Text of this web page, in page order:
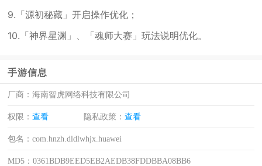
9.「源初秘藏」开启操作优化；
10.「神界星渊」、「魂师大赛」玩法说明优化。
手游信息
厂商：海南智虎网络科技有限公司
权限：查看 隐私政策：查看
包名：com.hnzh.dldlwhjx.huawei
MD5：0361BDB9EED5EB2AEDB38FDDBBA08BB6